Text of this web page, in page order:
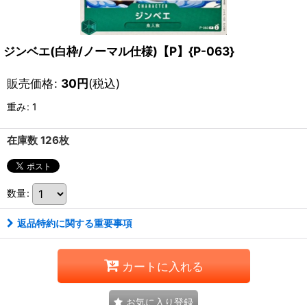
ジンベエ(白枠/ノーマル仕様)【P】{P-063}
販売価格: 30円(税込)
重み: 1
在庫数 126枚
数量:
返品特約に関する重要事項
カートに入れる
お気に入り登録